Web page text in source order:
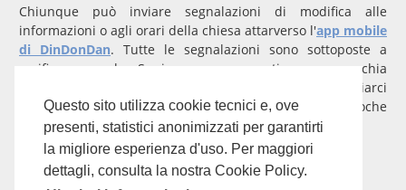
Questo sito utilizza cookie tecnici e, ove
presenti, statistici anonimizzati per garantirti
la migliore esperienza d'uso. Per maggiori
dettagli, consulta la nostra Cookie Policy.
Chiunque può inviare segnalazioni di modifica alle
informazioni o agli orari della chiesa attarverso l'app mobile
di DinDonDan. Tutte le segnalazioni sono sottoposte a
verifica manuale. Se invece rappresenti una parrocchia
con un account verificato per inviarci
comunicazioni prioritarie che saranno gestite entro poche
Per qualunque domanda scrivi ainfo@dindondan.app